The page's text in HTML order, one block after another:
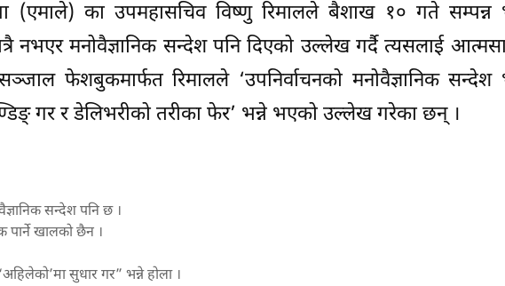
(एमाले) का उपमहासचिव विष्णु रिमालले बैशाख १० गते सम्पन्न
नभएर मनोवैज्ञानिक सन्देश पनि दिएको उल्लेख गर्दै त्यसलाई
फेशबुकमार्फत रिमालले ‘उपनिर्वाचनको मनोवैज्ञानिक सन्देश
गर र डेलिभरीको तरीका फेर’ भन्ने भएको उल्लेख गरेका छन् ।
सन्देश पनि छ ।
पार्ने खालको छैन ।
सुधार गर” भन्ने होला ।